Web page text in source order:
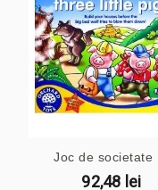
Joc de societate
92,48 lei